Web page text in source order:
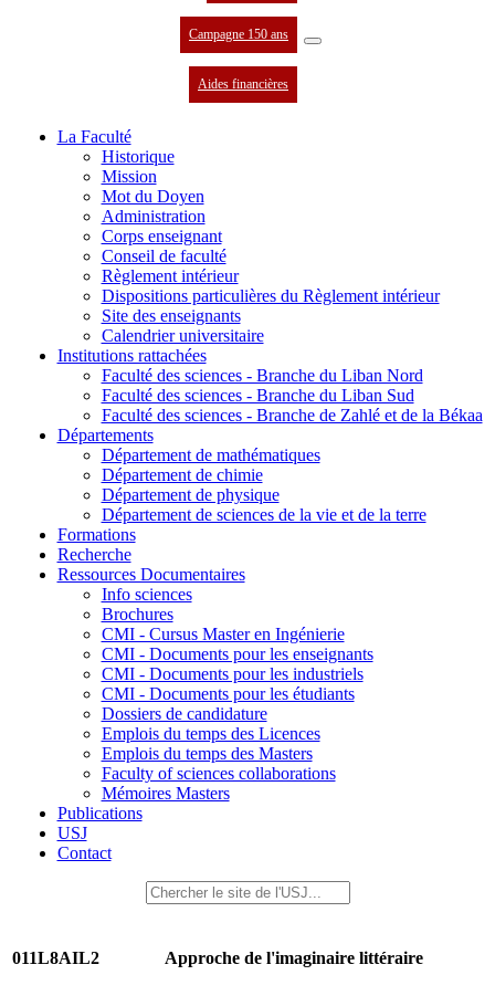
Campagne 150 ans
Aides financières
La Faculté
Historique
Mission
Mot du Doyen
Administration
Corps enseignant
Conseil de faculté
Règlement intérieur
Dispositions particulières du Règlement intérieur
Site des enseignants
Calendrier universitaire
Institutions rattachées
Faculté des sciences - Branche du Liban Nord
Faculté des sciences - Branche du Liban Sud
Faculté des sciences - Branche de Zahlé et de la Békaa
Départements
Département de mathématiques
Département de chimie
Département de physique
Département de sciences de la vie et de la terre
Formations
Recherche
Ressources Documentaires
Info sciences
Brochures
CMI - Cursus Master en Ingénierie
CMI - Documents pour les enseignants
CMI - Documents pour les industriels
CMI - Documents pour les étudiants
Dossiers de candidature
Emplois du temps des Licences
Emplois du temps des Masters
Faculty of sciences collaborations
Mémoires Masters
Publications
USJ
Contact
011L8AIL2 Approche de l'imaginaire littéraire